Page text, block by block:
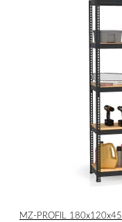
МZ-PROFIL 180х120х45